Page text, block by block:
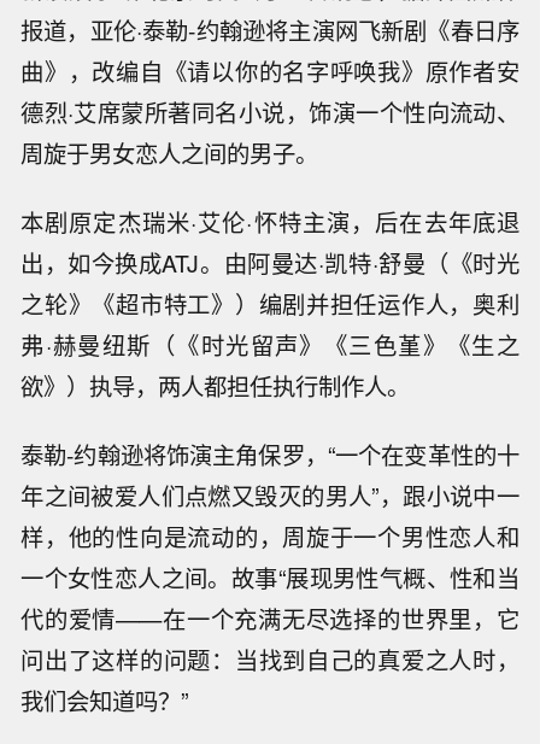
报道，亚伦·泰勒-约翰逊将主演网飞新剧《春日序
曲》，改编自《请以你的名字呼唤我》原作者安
德烈·艾席蒙所著同名小说，饰演一个性向流动、
周旋于男女恋人之间的男子。
本剧原定杰瑞米·艾伦·怀特主演，后在去年底退
出，如今换成ATJ。由阿曼达·凯特·舒曼（《时光
之轮》《超市特工》）编剧并担任运作人，奥利
弗·赫曼纽斯（《时光留声》《三色堇》《生之
欲》）执导，两人都担任执行制作人。
泰勒-约翰逊将饰演主角保罗，“一个在变革性的十
年之间被爱人们点燃又毁灭的男人”，跟小说中一
样，他的性向是流动的，周旋于一个男性恋人和
一个女性恋人之间。故事“展现男性气概、性和当
代的爱情——在一个充满无尽选择的世界里，它
问出了这样的问题：当找到自己的真爱之人时，
我们会知道吗？”